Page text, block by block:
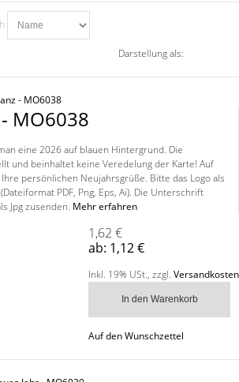
Darstellung als:
MO6038
eine 2026 auf blauen Hintergrund. Die
und beinhaltet keine Veredelung der Karte! Auf
persönlichen Neujahrsgrüße. Bitte das Logo als
PDF, Png, Eps, Ai). Die Unterschrift
Jpg zusenden. Mehr erfahren
1,62 €
ab: 1,12 €
Inkl. 19% USt., zzgl. Versandkosten
In den Warenkorb
Auf den Wunschzettel